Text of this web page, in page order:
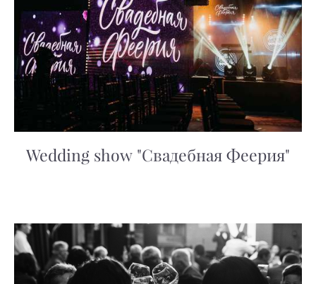
Wedding show "Свадебная Феерия"